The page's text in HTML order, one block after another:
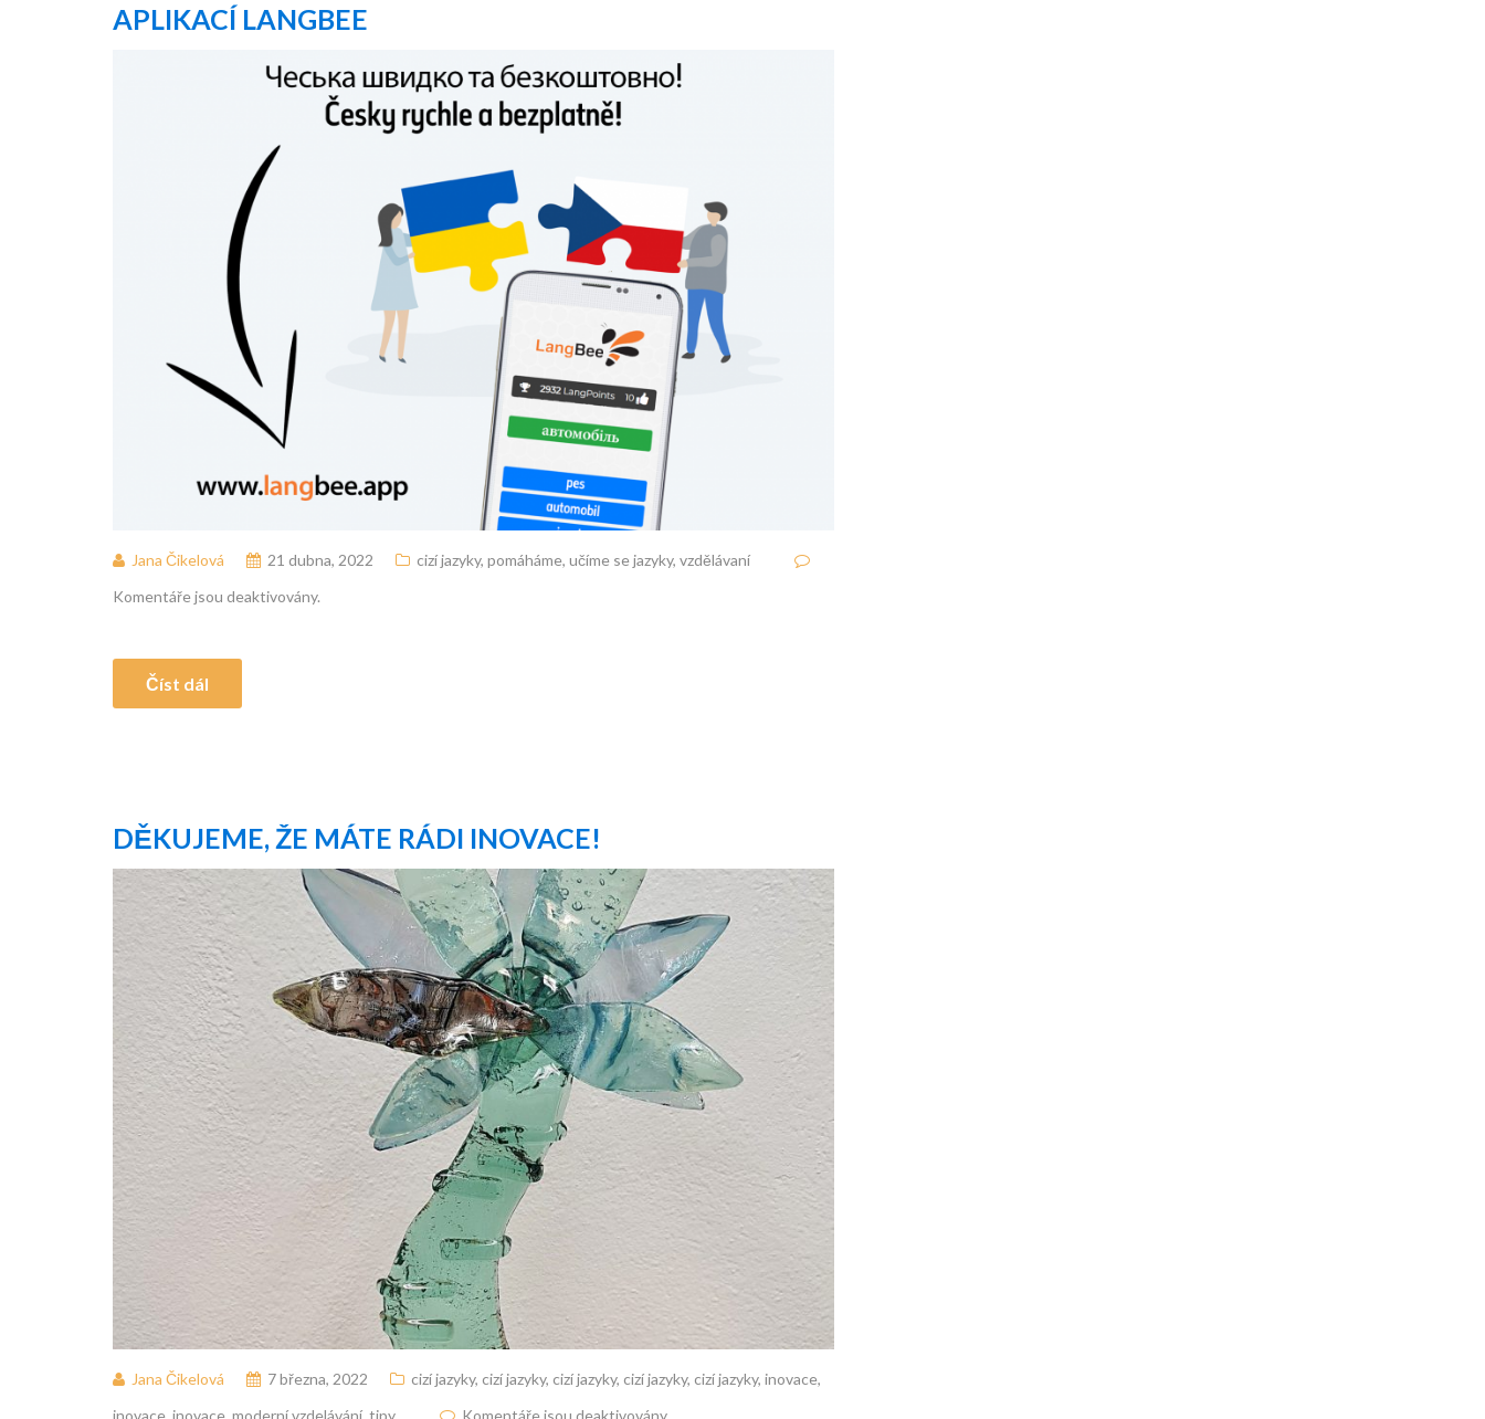
APLIKACÍ LANGBEE
Jana Čikelová 21 dubna, 2022 cizí jazyky, pomáháme, učíme se jazyky, vzdělávaní
Komentáře jsou deaktivovány.
Číst dál
DĚKUJEME, ŽE MÁTE RÁDI INOVACE!
Jana Čikelová 7 března, 2022 cizí jazyky, cizí jazyky, cizí jazyky, cizí jazyky, cizí jazyky, inovace,
inovace inovace moderní vzdelávání tipy Komentáře jsou deaktivovány.